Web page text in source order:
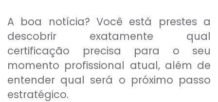
A boa notícia? Você está prestes a
descobrir exatamente qual
certificação precisa para o seu
momento profissional atual, além de
entender qual será o próximo passo
estratégico.